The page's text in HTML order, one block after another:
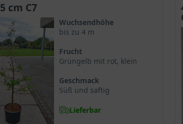
cm C7
Wuchsendhöhe
bis zu 4 m
Frucht
Grüngelb mit rot, klein
Geschmack
Süß und saftig
Lieferbar